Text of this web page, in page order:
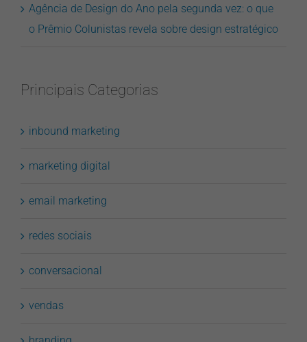
Agência de Design do Ano pela segunda vez: o que
o Prêmio Colunistas revela sobre design estratégico
Principais Categorias
inbound marketing
marketing digital
email marketing
redes sociais
conversacional
vendas